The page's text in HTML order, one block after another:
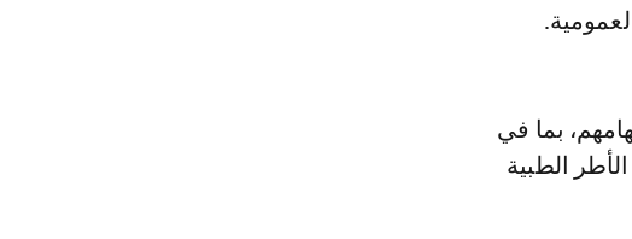
بما في
الطبية